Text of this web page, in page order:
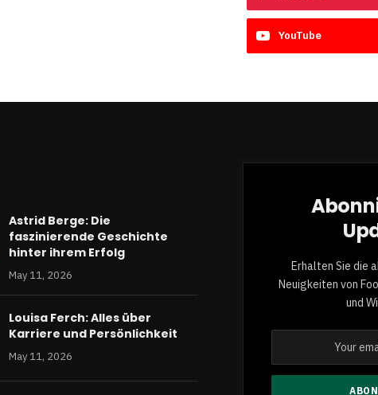
YouTube
Astrid Berge: Die
faszinierende Geschichte
hinter ihrem Erfolg
May 11, 2026
Louisa Ferch: Alles über
Karriere und Persönlichkeit
May 11, 2026
Erhalten Sie die
Neuigkeiten von
und